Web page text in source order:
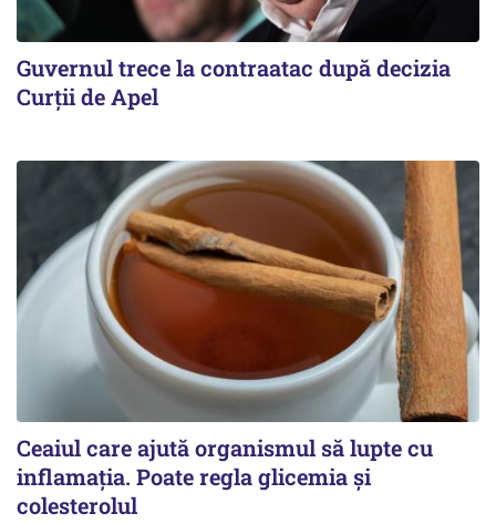
Guvernul trece la contraatac după decizia
Curții de Apel
Ceaiul care ajută organismul să lupte cu
inflamația. Poate regla glicemia și
colesterolul